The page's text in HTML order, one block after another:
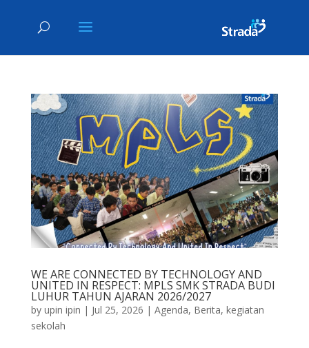
WE ARE CONNECTED BY TECHNOLOGY AND
UNITED IN RESPECT: MPLS SMK STRADA BUDI
LUHUR TAHUN AJARAN 2026/2027
by upin ipin | Jul 25, 2026 | Agenda, Berita, kegiatan
sekolah